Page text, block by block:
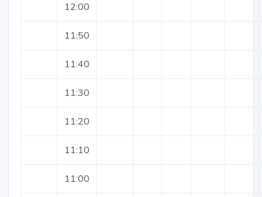
12:00
11:50
11:40
11:30
11:20
11:10
11:00